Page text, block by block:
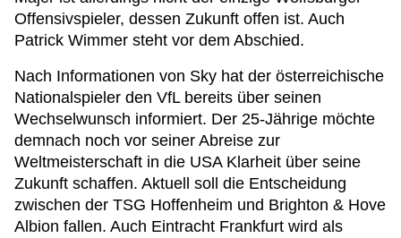
Offensivspieler, dessen Zukunft offen ist. Auch
Patrick Wimmer steht vor dem Abschied.
Nach Informationen von Sky hat der österreichische
Nationalspieler den VfL bereits über seinen
Wechselwunsch informiert. Der 25-Jährige möchte
demnach noch vor seiner Abreise zur
Weltmeisterschaft in die USA Klarheit über seine
Zukunft schaffen. Aktuell soll die Entscheidung
zwischen der TSG Hoffenheim und Brighton & Hove
Albion fallen. Auch Eintracht Frankfurt wird als